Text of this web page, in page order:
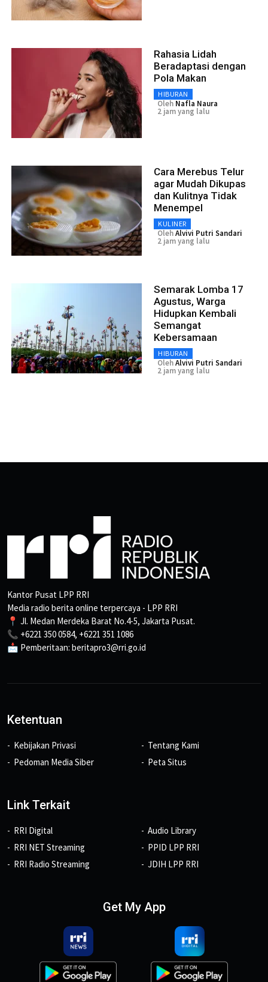
Rahasia Lidah
Beradaptasi dengan
Pola Makan
HIBURAN
Oleh Nafla Naura
2 jam yang lalu
Cara Merebus Telur
agar Mudah Dikupas
dan Kulitnya Tidak
Menempel
KULINER
OlehAlvivi Putri Sandari
2 jam yang lalu
Semarak Lomba 17
Agustus, Warga
Hidupkan Kembali
Semangat
Kebersamaan
HIBURAN
OlehAlvivi Putri Sandari
2 jam yang lalu
Kantor Pusat LPP RRI
Media radio berita online terpercaya - LPP RRI
📍 Jl. Medan Merdeka Barat No.4-5, Jakarta Pusat.
📞 +6221 350 0584, +6221 351 1086
📩 Pemberitaan: beritapro3@rri.go.id
Ketentuan
Kebijakan Privasi
Pedoman Media Siber
Tentang Kami
Peta Situs
Link Terkait
RRI Digital
RRI NET Streaming
RRI Radio Streaming
Audio Library
PPID LPP RRI
JDIH LPP RRI
Get My App